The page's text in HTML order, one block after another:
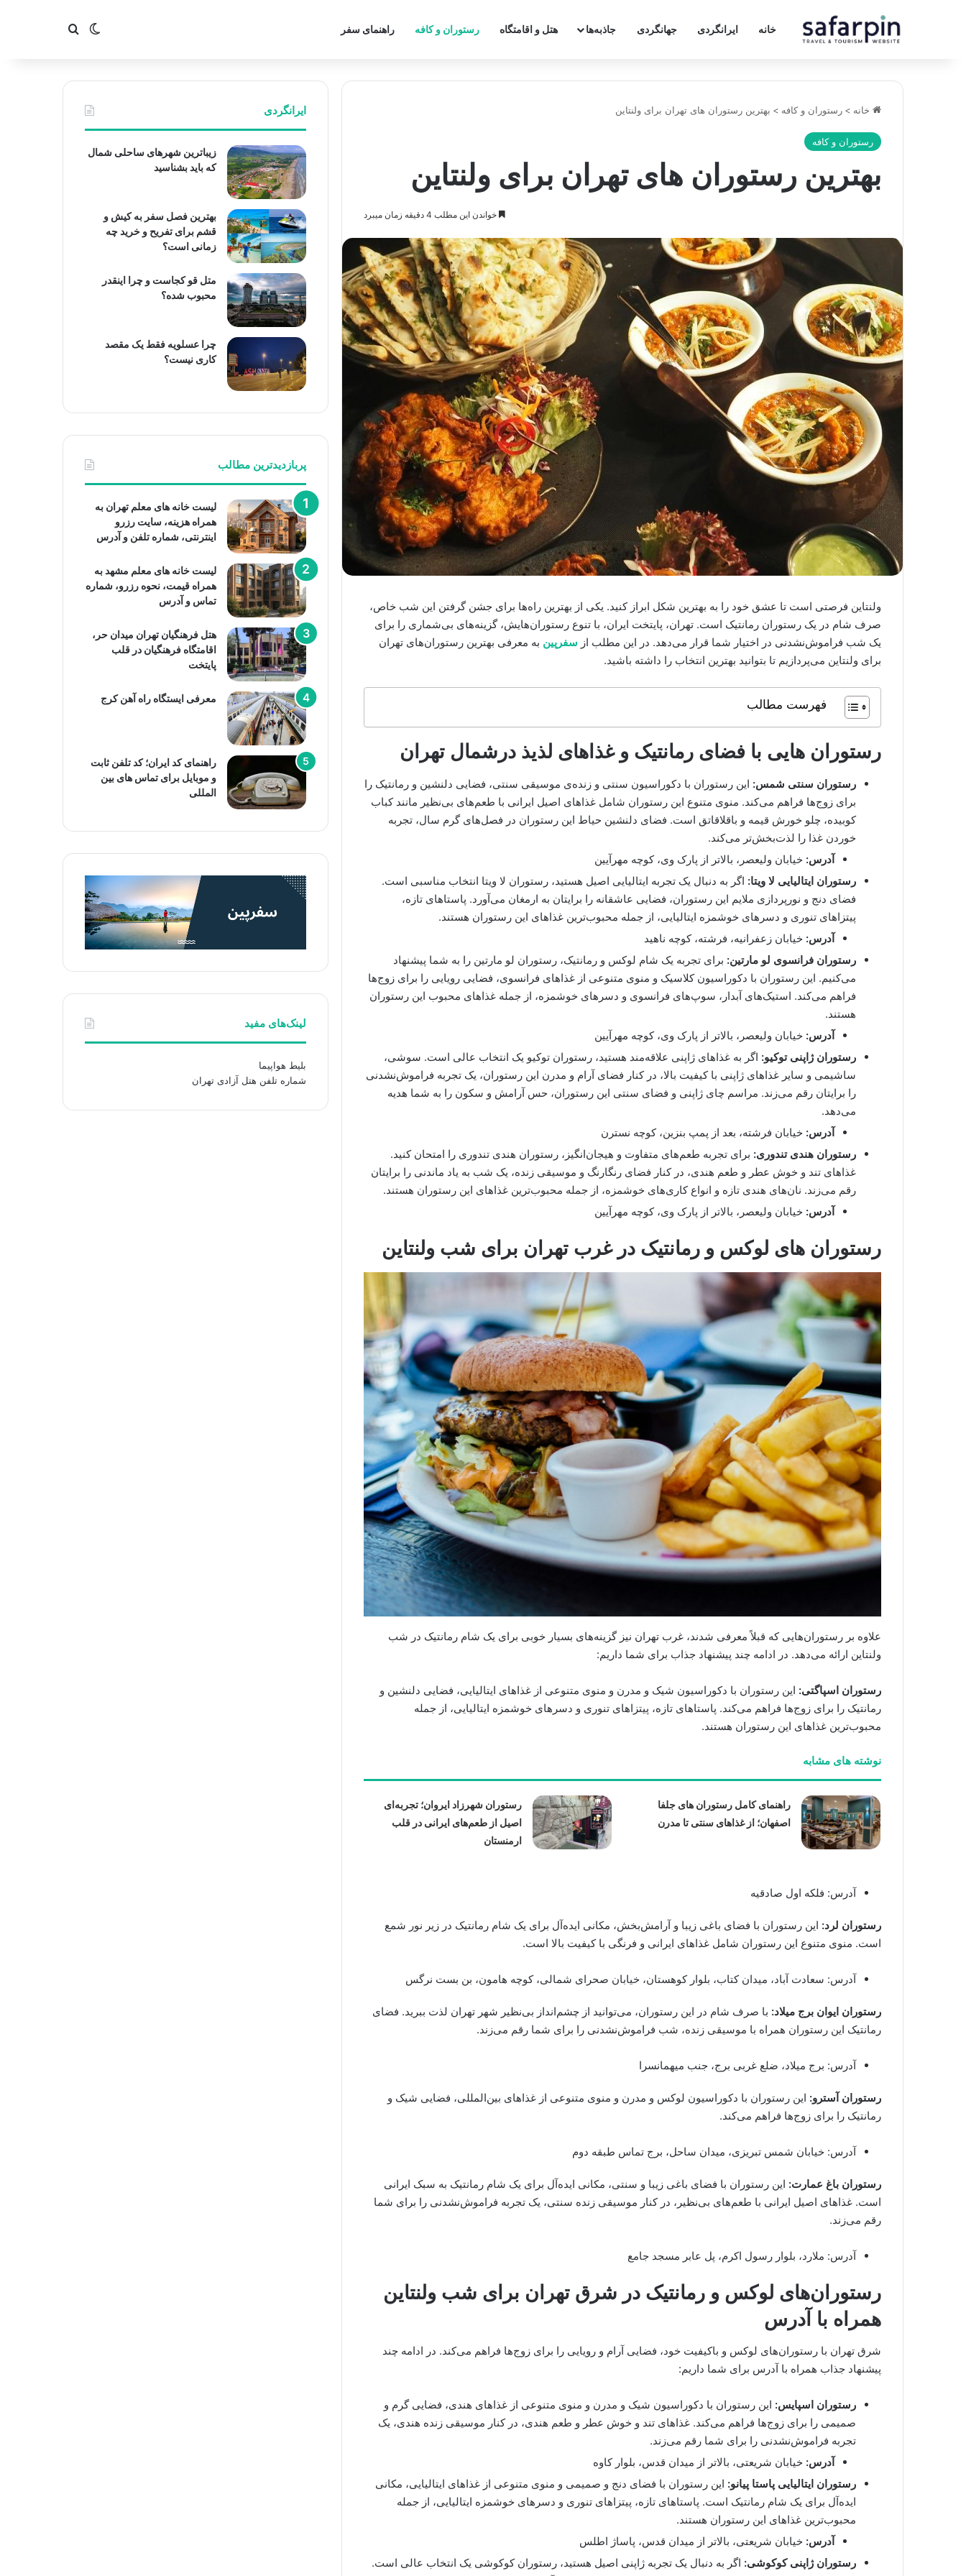
خانه ایرانگردی جهانگردی جاذبه‌ها هتل و اقامتگاه رستوران و کافه راهنمای سفر تغییر پوسته
جستجو برای
خانه > رستوران و کافه > بهترین رستوران‌ های تهران برای ولنتاین
رستوران و کافه
بهترین رستوران‌ های تهران برای ولنتاین
خواندن این مطلب 4 دقیقه زمان میبرد
ولنتاین فرصتی است تا عشق خود را به بهترین شکل ابراز کنید. یکی از بهترین راه‌ها برای جشن گرفتن این شب خاص،
صرف شام در یک رستوران رمانتیک است. تهران، پایتخت ایران، با تنوع رستوران‌هایش، گزینه‌های بی‌شماری را برای
یک شب فراموش‌نشدنی در اختیار شما قرار می‌دهد. در این مطلب از سفرپین به معرفی بهترین رستوران‌های تهران
برای ولنتاین می‌پردازیم تا بتوانید بهترین انتخاب را داشته باشید.
فهرست مطالب
رستوران هایی با فضای رمانتیک و غذاهای لذیذ درشمال تهران
رستوران سنتی شمس: این رستوران با دکوراسیون سنتی و زنده‌ی موسیقی سنتی، فضایی دلنشین و رمانتیک را
برای زوج‌ها فراهم می‌کند. منوی متنوع این رستوران شامل غذاهای اصیل ایرانی با طعم‌های بی‌نظیر مانند کباب
کوبیده، چلو خورش قیمه و باقلاقاتق است. فضای دلنشین حیاط این رستوران در فصل‌های گرم سال، تجربه
خوردن غذا را لذت‌بخش‌تر می‌کند.
آدرس: خیابان ولیعصر، بالاتر از پارک وی، کوچه مهرآیین
رستوران ایتالیایی لا ویتا: اگر به دنبال یک تجربه ایتالیایی اصیل هستید، رستوران لا ویتا انتخاب مناسبی است.
فضای دنج و نورپردازی ملایم این رستوران، فضایی عاشقانه را برایتان به ارمغان می‌آورد. پاستاهای تازه،
پیتزاهای تنوری و دسرهای خوشمزه ایتالیایی، از جمله محبوب‌ترین غذاهای این رستوران هستند.
آدرس: خیابان زعفرانیه، فرشته، کوچه ناهید
رستوران فرانسوی لو مارتین: برای تجربه یک شام لوکس و رمانتیک، رستوران لو مارتین را به شما پیشنهاد
می‌کنیم. این رستوران با دکوراسیون کلاسیک و منوی متنوعی از غذاهای فرانسوی، فضایی رویایی را برای زوج‌ها
فراهم می‌کند. استیک‌های آبدار، سوپ‌های فرانسوی و دسرهای خوشمزه، از جمله غذاهای محبوب این رستوران
هستند.
آدرس: خیابان ولیعصر، بالاتر از پارک وی، کوچه مهرآیین
رستوران ژاپنی توکیو: اگر به غذاهای ژاپنی علاقه‌مند هستید، رستوران توکیو یک انتخاب عالی است. سوشی،
ساشیمی و سایر غذاهای ژاپنی با کیفیت بالا، در کنار فضای آرام و مدرن این رستوران، یک تجربه فراموش‌نشدنی
را برایتان رقم می‌زند. مراسم چای ژاپنی و فضای سنتی این رستوران، حس آرامش و سکون را به شما هدیه
می‌دهد.
آدرس: خیابان فرشته، بعد از پمپ بنزین، کوچه نسترن
رستوران هندی تندوری: برای تجربه طعم‌های متفاوت و هیجان‌انگیز، رستوران هندی تندوری را امتحان کنید.
غذاهای تند و خوش عطر و طعم هندی، در کنار فضای رنگارنگ و موسیقی زنده، یک شب به یاد ماندنی را برایتان
رقم می‌زند. نان‌های هندی تازه و انواع کاری‌های خوشمزه، از جمله محبوب‌ترین غذاهای این رستوران هستند.
آدرس: خیابان ولیعصر، بالاتر از پارک وی، کوچه مهرآیین
رستوران های لوکس و رمانتیک در غرب تهران برای شب ولنتاین
علاوه بر رستوران‌هایی که قبلاً معرفی شدند، غرب تهران نیز گزینه‌های بسیار خوبی برای یک شام رمانتیک در شب
ولنتاین ارائه می‌دهد. در ادامه چند پیشنهاد جذاب برای شما داریم:
رستوران اسپاگتی: این رستوران با دکوراسیون شیک و مدرن و منوی متنوعی از غذاهای ایتالیایی، فضایی دلنشین و
رمانتیک را برای زوج‌ها فراهم می‌کند. پاستاهای تازه، پیتزاهای تنوری و دسرهای خوشمزه ایتالیایی، از جمله
محبوب‌ترین غذاهای این رستوران هستند.
نوشته های مشابه
راهنمای کامل رستوران های جلفا
اصفهان؛ از غذاهای سنتی تا مدرن
رستوران شهرزاد ایروان؛ تجربه‌ای
اصیل از طعم‌های ایرانی در قلب
ارمنستان
آدرس: فلکه اول صادقیه
رستوران لرد: این رستوران با فضای باغی زیبا و آرامش‌بخش، مکانی ایده‌آل برای یک شام رمانتیک در زیر نور شمع
است. منوی متنوع این رستوران شامل غذاهای ایرانی و فرنگی با کیفیت بالا است.
آدرس: سعادت آباد، میدان کتاب، بلوار کوهستان، خیابان صحرای شمالی، کوچه هامون، بن بست نرگس
رستوران ایوان برج میلاد: با صرف شام در این رستوران، می‌توانید از چشم‌انداز بی‌نظیر شهر تهران لذت ببرید. فضای
رمانتیک این رستوران همراه با موسیقی زنده، شب فراموش‌نشدنی را برای شما رقم می‌زند.
آدرس: برج میلاد، ضلع غربی برج، جنب میهمانسرا
رستوران آسترو: این رستوران با دکوراسیون لوکس و مدرن و منوی متنوعی از غذاهای بین‌المللی، فضایی شیک و
رمانتیک را برای زوج‌ها فراهم می‌کند.
آدرس: خیابان شمس تبریزی، میدان ساحل، برج تماس طبقه دوم
رستوران باغ عمارت: این رستوران با فضای باغی زیبا و سنتی، مکانی ایده‌آل برای یک شام رمانتیک به سبک ایرانی
است. غذاهای اصیل ایرانی با طعم‌های بی‌نظیر، در کنار موسیقی زنده سنتی، یک تجربه فراموش‌نشدنی را برای شما
رقم می‌زند.
آدرس: ملارد، بلوار رسول اکرم، پل عابر مسجد جامع
رستوران‌های لوکس و رمانتیک در شرق تهران برای شب ولنتاین
همراه با آدرس
شرق تهران با رستوران‌های لوکس و باکیفیت خود، فضایی آرام و رویایی را برای زوج‌ها فراهم می‌کند. در ادامه چند
پیشنهاد جذاب همراه با آدرس برای شما داریم:
رستوران اسپایس: این رستوران با دکوراسیون شیک و مدرن و منوی متنوعی از غذاهای هندی، فضایی گرم و
صمیمی را برای زوج‌ها فراهم می‌کند. غذاهای تند و خوش عطر و طعم هندی، در کنار موسیقی زنده هندی، یک
تجربه فراموش‌نشدنی را برای شما رقم می‌زند.
آدرس: خیابان شریعتی، بالاتر از میدان قدس، بلوار کاوه
رستوران ایتالیایی پاستا پیانو: این رستوران با فضای دنج و صمیمی و منوی متنوعی از غذاهای ایتالیایی، مکانی
ایده‌آل برای یک شام رمانتیک است. پاستاهای تازه، پیتزاهای تنوری و دسرهای خوشمزه ایتالیایی، از جمله
محبوب‌ترین غذاهای این رستوران هستند.
آدرس: خیابان شریعتی، بالاتر از میدان قدس، پاساژ اطلس
رستوران ژاپنی کوکوشی: اگر به دنبال یک تجربه ژاپنی اصیل هستید، رستوران کوکوشی یک انتخاب عالی است.
ایرانگردی
زیباترین شهرهای ساحلی شمال
که باید بشناسید
بهترین فصل سفر به کیش و
قشم برای تفریح و خرید چه
زمانی است؟
متل قو کجاست و چرا اینقدر
محبوب شده؟
چرا عسلویه فقط یک مقصد
کاری نیست؟
پربازدیدترین مطالب
لیست خانه های معلم تهران به
همراه هزینه، سایت رزرو
اینترنتی، شماره تلفن و آدرس
لیست خانه های معلم مشهد به
همراه قیمت، نحوه رزرو، شماره
تماس و آدرس
هتل فرهنگیان تهران میدان حر،
اقامتگاه فرهنگیان در قلب
پایتخت
معرفی ایستگاه راه آهن کرج
راهنمای کد ایران؛ کد تلفن ثابت
و موبایل برای تماس های بین
المللی
لینک‌های مفید
بلیط هواپیما
شماره تلفن هتل آزادی تهران